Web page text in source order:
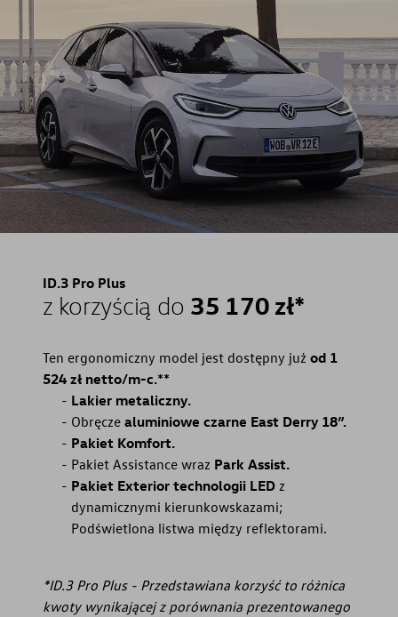
ID.3 Pro Plus
z korzyścią do 35 170 zł*
Ten ergonomiczny model jest dostępny już od 1
524 zł netto/m-c.**
Lakier metaliczny.
Obręcze aluminiowe czarne East Derry 18”.
Pakiet Komfort.
Pakiet Assistance wraz Park Assist.
Pakiet Exterior technologii LED z
dynamicznymi kierunkowskazami;
Podświetlona listwa między reflektorami.
*ID.3 Pro Plus - Przedstawiana korzyść to różnica
kwoty wynikającej z porównania prezentowanego